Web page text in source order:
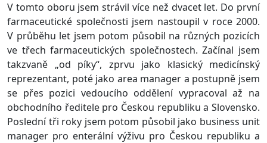
V tomto oboru jsem strávil více než dvacet let. Do první
farmaceutické společnosti jsem nastoupil v roce 2000.
V průběhu let jsem potom působil na různých pozicích
ve třech farmaceutických společnostech. Začínal jsem
takzvaně „od píky“, zprvu jako klasický medicínský
reprezentant, poté jako area manager a postupně jsem
se přes pozici vedoucího oddělení vypracoval až na
obchodního ředitele pro Českou republiku a Slovensko.
Poslední tři roky jsem potom působil jako business unit
manager pro enterální výživu pro Českou republiku a